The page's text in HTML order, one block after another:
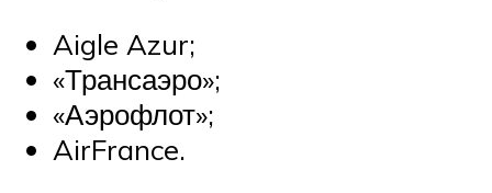
Aigle Azur;
«Трансаэро»;
«Аэрофлот»;
AirFrance.